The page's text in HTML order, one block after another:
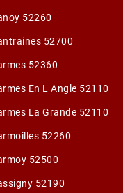
52260
52700
52360
En L Angle 52110
La Grande 52110
52260
52500
52190